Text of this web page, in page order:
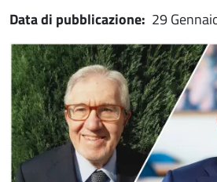
Data di pubblicazione: 29
Immagine notizia
Immagine